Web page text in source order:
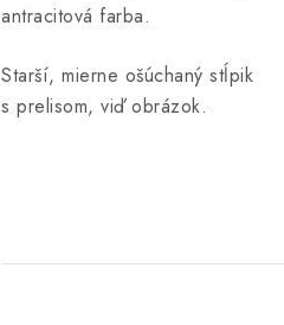
antracitová farba.
Starší, mierne ošúchaný stĺpik
s prelisom, viď obrázok.